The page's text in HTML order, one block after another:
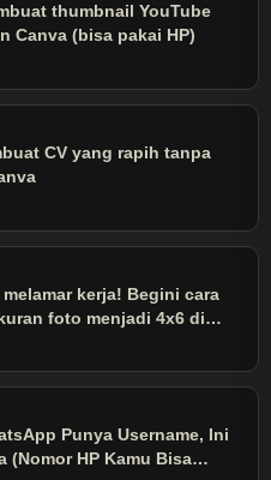
thumbnail YouTube
Canva (bisa pakai HP)
CV yang rapih tanpa
kerja! Begini cara
foto menjadi 4x6 di
Punya Username, Ini
(Nomor HP Kamu Bisa